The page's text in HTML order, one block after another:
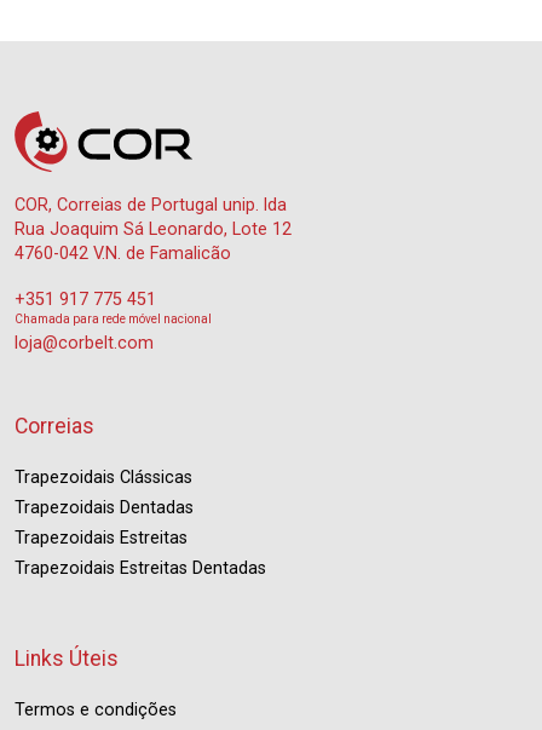
COR, Correias de Portugal unip. lda
Rua Joaquim Sá Leonardo, Lote 12
4760-042 V.N. de Famalicão
+351 917 775 451
Chamada para rede móvel nacional
loja@corbelt.com
Correias
Trapezoidais Clássicas
Trapezoidais Dentadas
Trapezoidais Estreitas
Trapezoidais Estreitas Dentadas
Links Úteis
Termos e condições